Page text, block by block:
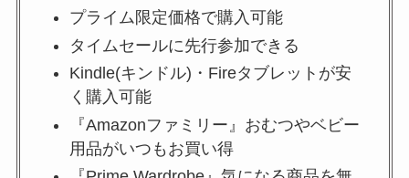
プライム限定価格で購入可能
タイムセールに先行参加できる
Kindle(キンドル)・Fireタブレットが安
く購入可能
『Amazonファミリー』おむつやベビー
用品がいつもお買い得